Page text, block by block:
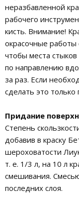
неразбавленной
рабочего
кисть. Внимание!
окрасочные работы
чтобы места
по направлению
за раз. Если
сделать это
Придание
Степень
добавив в краску
шероховатости
т. е. 1/3 л, на 10 л
смешивания.
последних слоя.